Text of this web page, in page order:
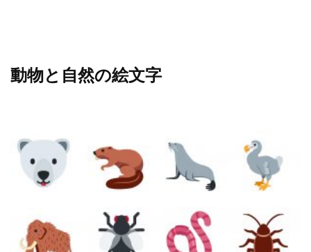
動物と自然の絵文字